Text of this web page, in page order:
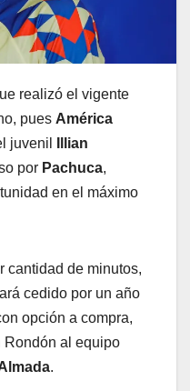
realizó el vigente
pues América
juvenil
Illian
por Pachuca,
en el máximo
cantidad de minutos,
cedido por un año
opción a compra,
Rondón al equipo
.